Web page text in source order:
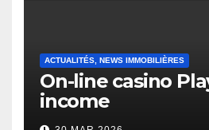
ACTUALITÉS, NEWS IMMOBILIÈRES
On-line casino
income